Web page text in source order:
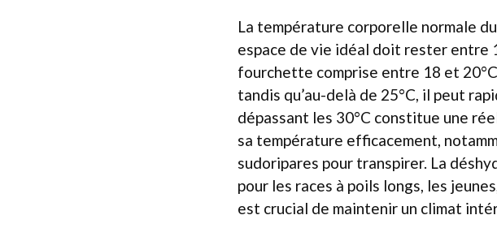
La température corporelle normale
espace de vie idéal doit rester entre
fourchette comprise entre 18 et
tandis qu’au-delà de 25°C, il peut
dépassant les 30°C constitue une
sa température efficacement,
sudoripares pour transpirer. La
pour les races à poils longs, les
est crucial de maintenir un climat